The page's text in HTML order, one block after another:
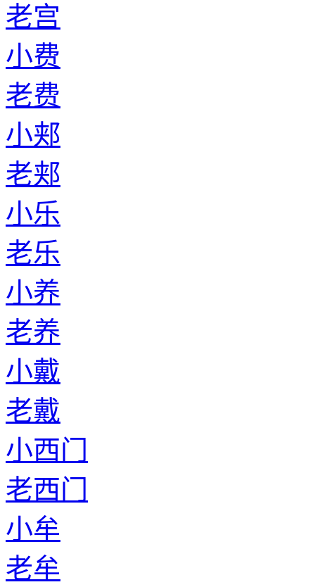
老宫
小费
老费
小郏
老郏
小乐
老乐
小养
老养
小戴
老戴
小西门
老西门
小牟
老牟